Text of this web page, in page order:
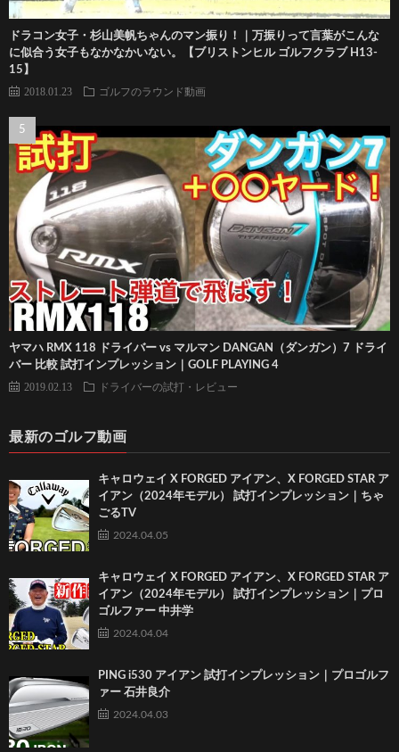
ドラコン女子・杉山美帆ちゃんのマン振り！｜万振りって言葉がこんな
に似合う女子もなかなかいない。【ブリストンヒル ゴルフクラブ H13-
15】
2018.01.23 ゴルフのラウンド動画
ヤマハ RMX 118 ドライバー vs マルマン DANGAN（ダンガン）7 ドライ
バー 比較 試打インプレッション｜GOLF PLAYING 4
2019.02.13 ドライバーの試打・レビュー
最新のゴルフ動画
キャロウェイ X FORGED アイアン、X FORGED STAR ア
イアン（2024年モデル） 試打インプレッション｜ちゃ
ごるTV
2024.04.05
キャロウェイ X FORGED アイアン、X FORGED STAR ア
イアン（2024年モデル） 試打インプレッション｜プロ
ゴルファー 中井学
2024.04.04
PING i530 アイアン 試打インプレッション｜プロゴルフ
ァー 石井良介
2024.04.03